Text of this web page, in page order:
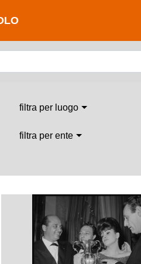
filtra per luogo
filtra per ente